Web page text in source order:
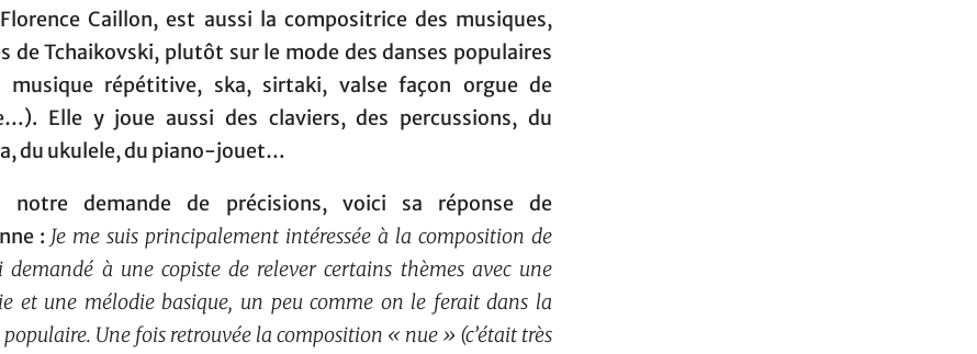
Caillon, est aussi la compositrice des musiques,
de Tchaikovski, plutôt sur le mode des danses populaires
musique répétitive, ska, sirtaki, valse façon orgue de
Elle y joue aussi des claviers, des percussions, du
du ukulele, du piano-jouet…
notre demande de précisions, voici sa réponse de
: Je me suis principalement intéressée à la composition de
demandé à une copiste de relever certains thèmes avec une
et une mélodie basique, un peu comme on le ferait dans la
Une fois retrouvée la composition « nue » (c’était très